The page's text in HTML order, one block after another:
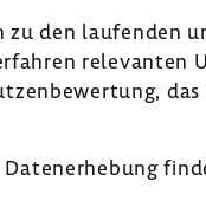
den laufenden
rele­vanten